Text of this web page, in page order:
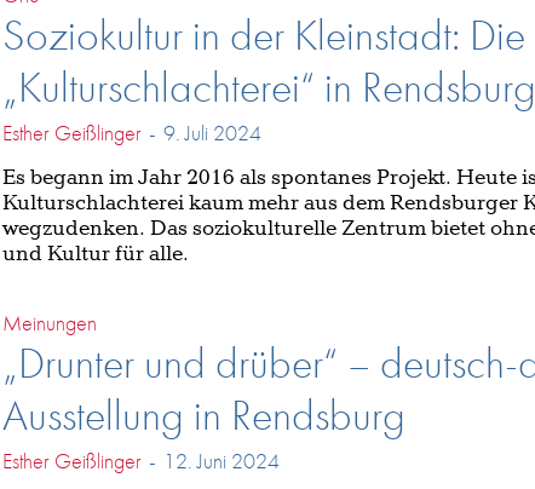
Soziokultur in der Kleinstadt: Die
„Kulturschlachterei“ in Rendsburg
Esther Geißlinger - 9. Juli 2024
Es begann im Jahr 2016 als spontanes Projekt. Heute
Kulturschlachterei kaum mehr aus dem Rendsburger
wegzudenken. Das soziokulturelle Zentrum bietet
und Kultur für alle.
Meinungen
„Drunter und drüber“ –
Ausstellung in Rendsburg
Esther Geißlinger - 12. Juni 2024